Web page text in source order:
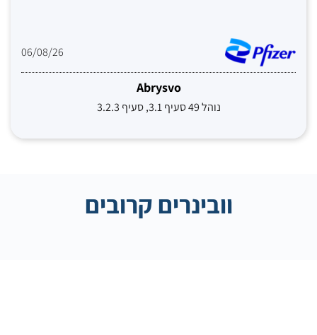
06/08/26
Abrysvo
נוהל 49 סעיף 3.1, סעיף 3.2.3
וובינרים קרובים